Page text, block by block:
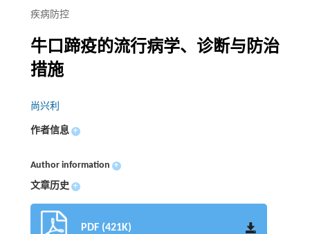
疾病防控
牛口蹄疫的流行病学、诊断与防治
措施
尚兴利
作者信息 +
Author information +
文章历史 +
PDF (421K)